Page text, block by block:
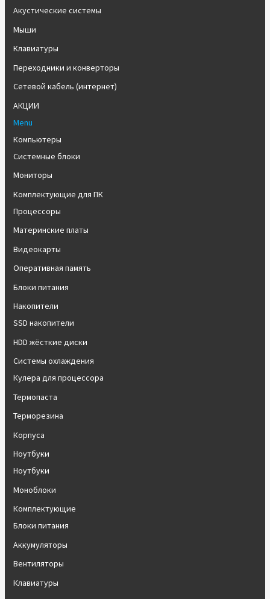
Акустические системы
Мыши
Клавиатуры
Переходники и конверторы
Сетевой кабель (интернет)
АКЦИИ
Menu
Компьютеры
Системные блоки
Мониторы
Комплектующие для ПК
Процессоры
Материнские платы
Видеокарты
Оперативная память
Блоки питания
Накопители
SSD накопители
HDD жёсткие диски
Системы охлаждения
Кулера для процессора
Термопаста
Терморезина
Корпуса
Ноутбуки
Ноутбуки
Моноблоки
Комплектующие
Блоки питания
Аккумуляторы
Вентиляторы
Клавиатуры